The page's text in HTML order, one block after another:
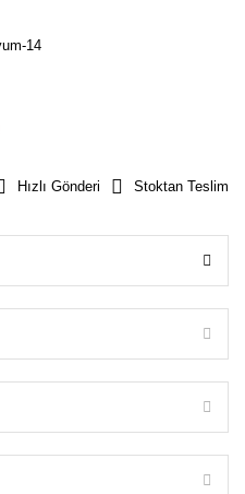
14
Hızlı Gönderi Stoktan Teslim